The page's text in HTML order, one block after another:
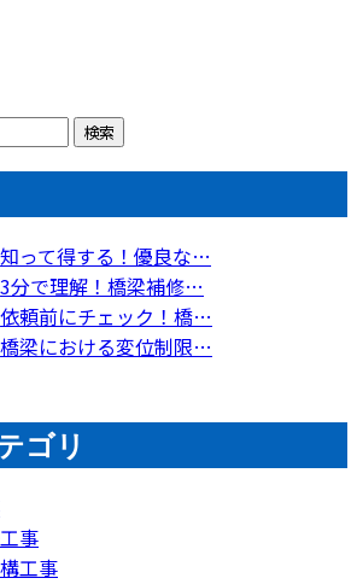
知って得する！優良な…
3分で理解！橋梁補修…
依頼前にチェック！橋…
橋梁における変位制限…
ゴリ
事
工事